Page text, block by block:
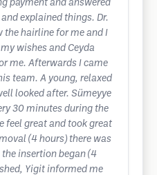
payment and answered
explained things. Dr.
the hairline for me and I
wishes and Ceyda
me. Afterwards I came
team. A young, relaxed
looked after. Sümeyye
30 minutes during the
feel great and took great
(4 hours) there was
the insertion began (4
Yigit informed me